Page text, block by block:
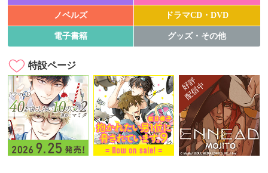
ノベルズ ドラマCD・DVD
電子書籍 グッズ・その他
特設ページ